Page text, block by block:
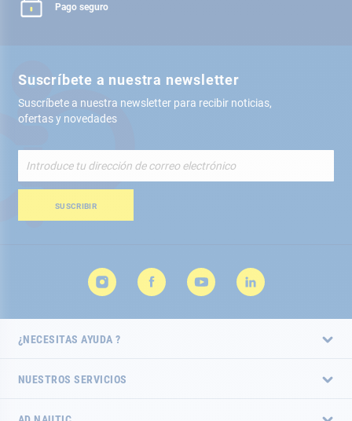
Pago seguro
Suscríbete a nuestra newsletter
Suscríbete a nuestra newsletter para recibir noticias,
ofertas y novedades
nuestro
de
SUSCRIBIR
¿NECESITAS AYUDA ?
NUESTROS SERVICIOS